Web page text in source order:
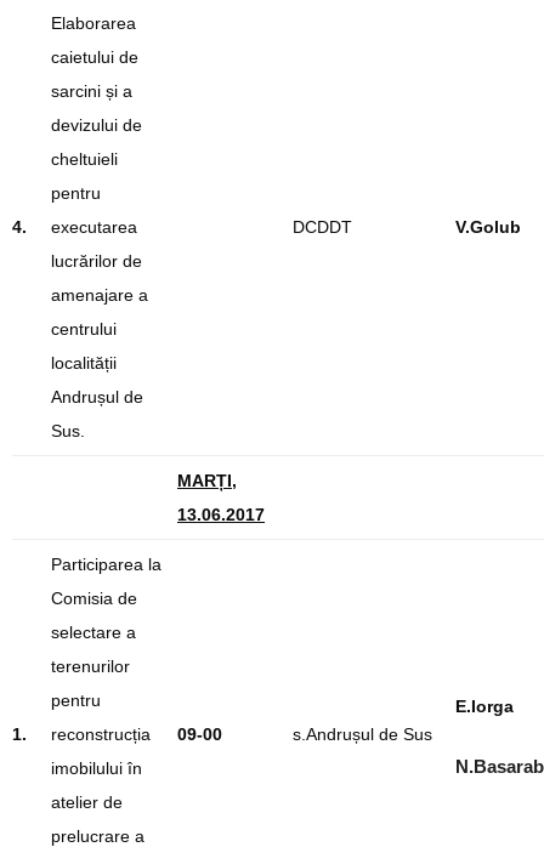
4.
Elaborarea
caietului de
sarcini și a
devizului de
cheltuieli
pentru
executarea
lucrărilor de
amenajare a
centrului
localității
Andrușul de
Sus.
DCDDT V.Golub
MARȚI,
13.06.2017
1.
Participarea la
Comisia de
selectare a
terenurilor
pentru
reconstrucția
imobilului în
atelier de
prelucrare a
09-00 s.Andrușul de Sus
E.Iorga
N.Basarab